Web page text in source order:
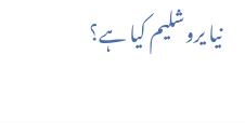
نیا یروشلیم کیا ہے؟‏